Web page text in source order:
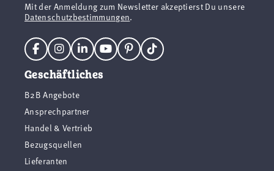
Mit der Anmeldung zum Newsletter akzeptierst Du unsere
Datenschutzbestimmungen.
Geschäftliches
B2B Angebote
Ansprechpartner
Handel & Vertrieb
Bezugsquellen
Lieferanten